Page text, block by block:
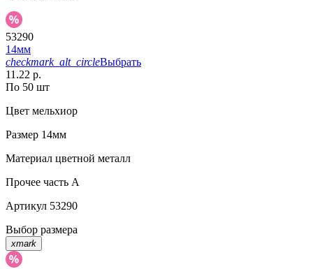
53290
14мм
checkmark_alt_circleВыбрать
11.22 р.
По 50 шт
Цвет мельхиор
Размер 14мм
Материал цветной металл
Прочее часть A
Артикул 53290
Выбор размера
xmark